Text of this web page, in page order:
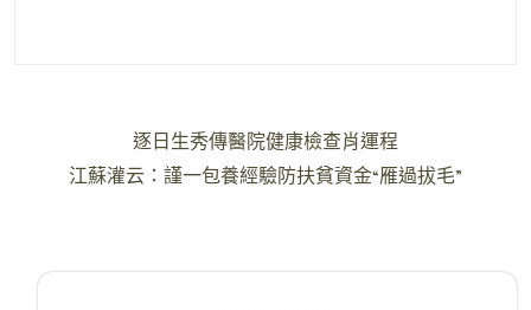
逐日生秀傳醫院健康檢查肖運程
江蘇灌云：謹一包養經驗防扶貧資金“雁過拔毛”